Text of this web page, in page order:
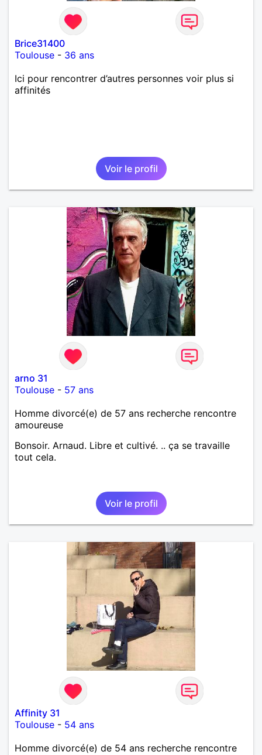
Brice31400
Toulouse - 36 ans
Ici pour rencontrer d’autres personnes voir plus si
affinités
Voir le profil
arno 31
Toulouse - 57 ans
Homme divorcé(e) de 57 ans recherche rencontre
amoureuse
Bonsoir. Arnaud. Libre et cultivé. .. ça se travaille
tout cela.
Voir le profil
Affinity 31
Toulouse - 54 ans
Homme divorcé(e) de 54 ans recherche rencontre